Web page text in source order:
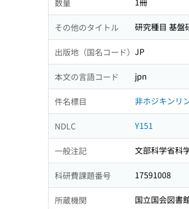
その他のタイトル 研究種目 基盤
出版地（国名コード） JP
本文の言語コード jpn
件名標目 非ホジキンリ
NDLC Y151
一般注記 文部科学省科
科研費課題番号 17591008
所蔵機関 国立国会図書